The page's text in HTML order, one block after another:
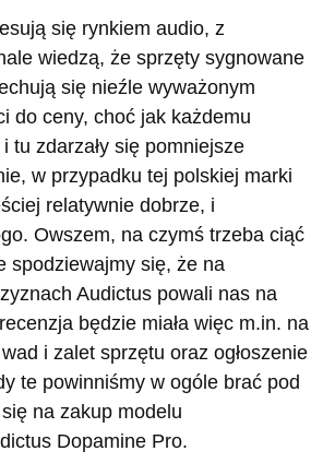
się rynkiem audio, z
wiedzą, że sprzęty sygnowane
się nieźle wyważonym
do ceny, choć jak każdemu
tu zdarzały się pomniejsze
w przypadku tej polskiej marki
relatywnie dobrze, i
Owszem, na czymś trzeba ciąć
spodziewajmy się, że na
Audictus powali nas na
będzie miała więc m.in. na
i zalet sprzętu oraz ogłoszenie
te powinniśmy w ogóle brać pod
na zakup modelu
Dopamine Pro.